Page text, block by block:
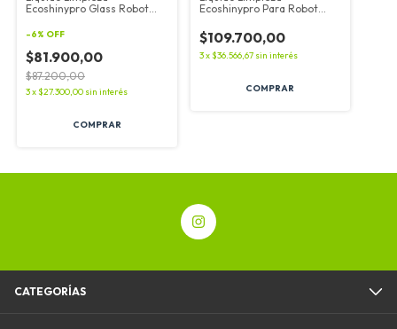
Ecoshinypro Glass Robot
-6% OFF
$81.900,00
$87.200,00
3x$27.300,00 sin interés
Ecoshinypro Para Robot
$109.700,00
3x$36.566,67 sin interés
CATEGORÍAS